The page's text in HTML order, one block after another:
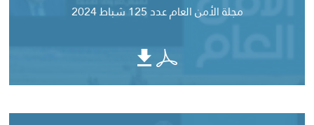
مجلة الأمن العام عدد 125 شباط 2024